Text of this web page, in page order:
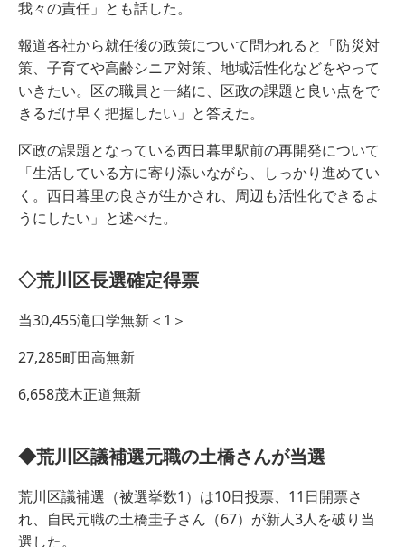
我々の責任」とも話した。
報道各社から就任後の政策について問われると「防災対
策、子育てや高齢シニア対策、地域活性化などをやって
いきたい。区の職員と一緒に、区政の課題と良い点をで
きるだけ早く把握したい」と答えた。
区政の課題となっている西日暮里駅前の再開発について
「生活している方に寄り添いながら、しっかり進めてい
く。西日暮里の良さが生かされ、周辺も活性化できるよ
うにしたい」と述べた。
◇荒川区長選確定得票
当30,455滝口学無新＜1＞
27,285町田高無新
6,658茂木正道無新
◆荒川区議補選元職の土橋さんが当選
荒川区議補選（被選挙数1）は10日投票、11日開票さ
れ、自民元職の土橋圭子さん（67）が新人3人を破り当
選した。